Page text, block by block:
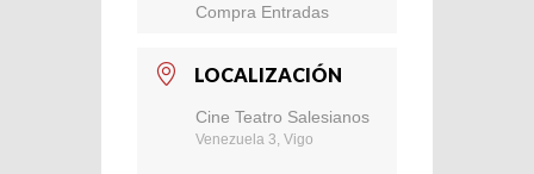
Compra Entradas
LOCALIZACIÓN
Cine Teatro Salesianos
Venezuela 3, Vigo